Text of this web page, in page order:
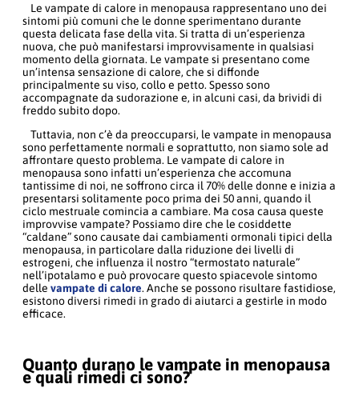
Le vampate di calore in menopausa rappresentano uno dei
sintomi più comuni che le donne sperimentano durante
questa delicata fase della vita. Si tratta di un’esperienza
nuova, che può manifestarsi improvvisamente in qualsiasi
momento della giornata. Le vampate si presentano come
un’intensa sensazione di calore, che si diffonde
principalmente su viso, collo e petto. Spesso sono
accompagnate da sudorazione e, in alcuni casi, da brividi di
freddo subito dopo.
Tuttavia, non c’è da preoccuparsi, le vampate in menopausa
sono perfettamente normali e soprattutto, non siamo sole ad
affrontare questo problema. Le vampate di calore in
menopausa sono infatti un’esperienza che accomuna
tantissime di noi, ne soffrono circa il 70% delle donne e inizia a
presentarsi solitamente poco prima dei 50 anni, quando il
ciclo mestruale comincia a cambiare. Ma cosa causa queste
improvvise vampate? Possiamo dire che le cosiddette
“caldane” sono causate dai cambiamenti ormonali tipici della
menopausa, in particolare dalla riduzione dei livelli di
estrogeni, che influenza il nostro “termostato naturale”
nell’ipotalamo e può provocare questo spiacevole sintomo
delle vampate di calore. Anche se possono risultare fastidiose,
esistono diversi rimedi in grado di aiutarci a gestirle in modo
efficace.
Quanto durano le vampate in menopausa
e quali rimedi ci sono?